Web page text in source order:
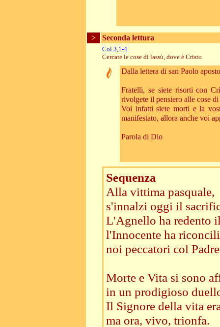
> Seconda lettura
Col 3,1-4
Cercate le cose di lassù, dove è Cristo
Dalla lettera di san Paolo
Fratelli, se siete risorti con
rivolgete il pensiero alle cose
Voi infatti siete morti e la
manifestato, allora anche voi
Parola di Dio
Sequenza
Alla vittima pasquale,
s'innalzi oggi il
L'Agnello ha redento
l'Innocente ha
noi peccatori col
Morte e Vita si sono
in un prodigioso
Il Signore della vita
ma ora, vivo, trionfa.